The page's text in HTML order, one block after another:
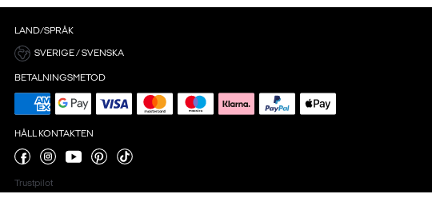
LAND/SPRÅK
SVERIGE / SVENSKA
BETALNINGSMETOD
HÅLL KONTAKTEN
Trustpilot